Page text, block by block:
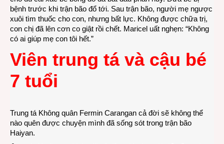
bệnh trước khi trận bão đổ tới. Sau trận bão, người mẹ ngược
xuôi tìm thuốc cho con, nhưng bất lực. Không được chữa trị,
con chị đã lên cơn co giật rồi chết. Maricel uất nghẹn: “Không
có ai giúp mẹ con tôi hết.”
Viên trung tá và cậu bé
7 tuổi
Trung tá Không quân Fermin Carangan cả đời sẽ không thể
nào quên được chuyện mình đã sống sót trong trận bão
Haiyan.